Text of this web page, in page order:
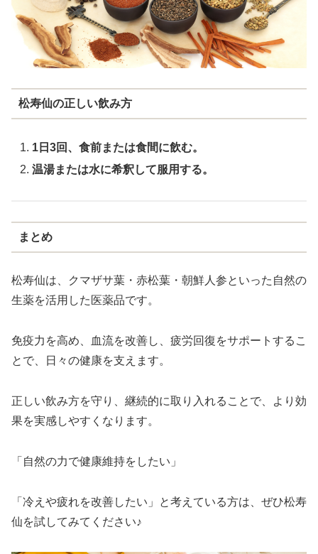
松寿仙の正しい飲み方
1日3回、食前または食間に飲む。
温湯または水に希釈して服用する。
まとめ
松寿仙は、クマザサ葉・赤松葉・朝鮮人参といった自然の
生薬を活用した医薬品です。
免疫力を高め、血流を改善し、疲労回復をサポートするこ
とで、日々の健康を支えます。
正しい飲み方を守り、継続的に取り入れることで、より効
果を実感しやすくなります。
「自然の力で健康維持をしたい」
「冷えや疲れを改善したい」と考えている方は、ぜひ松寿
仙を試してみてください♪